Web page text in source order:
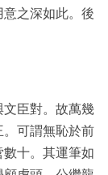
之深如此。後
臣對。故萬幾
。可謂無恥於前
十。其運筆如